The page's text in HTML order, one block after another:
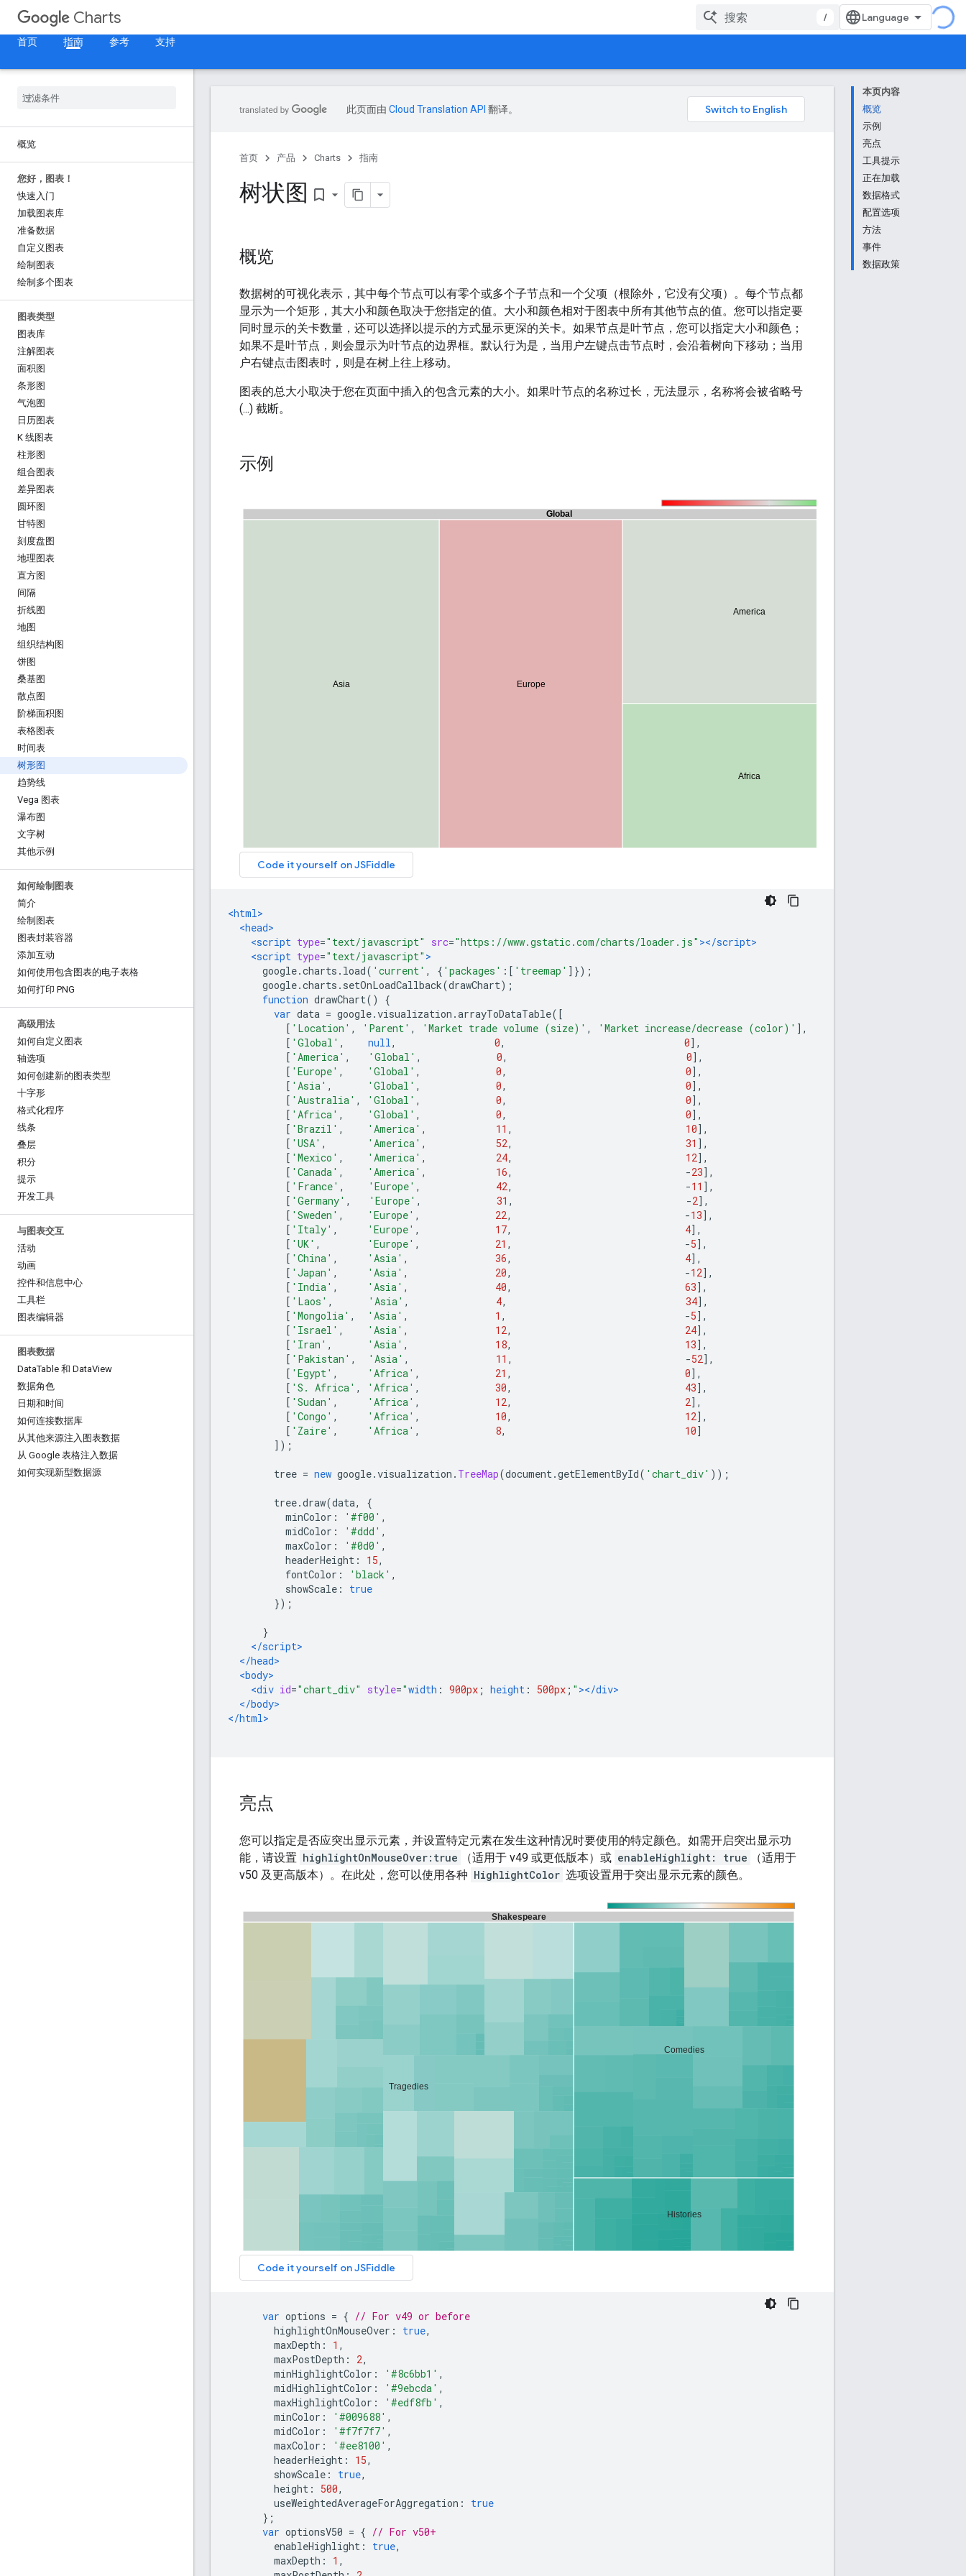
Charts
/
首页
指南 参考 支持
概览
您好，图表！
快速入门
加载图表库
准备数据
自定义图表
绘制图表
绘制多个图表
图表类型
图表库
注解图表
面积图
条形图
气泡图
日历图表
K 线图表
柱形图
组合图表
差异图表
圆环图
甘特图
刻度盘图
地理图表
直方图
间隔
折线图
地图
组织结构图
饼图
桑基图
散点图
阶梯面积图
表格图表
时间表
树形图
趋势线
Vega 图表
瀑布图
文字树
其他示例
如何绘制图表
简介
绘制图表
图表封装容器
添加互动
如何使用包含图表的电子表格
如何打印 PNG
高级用法
如何自定义图表
轴选项
如何创建新的图表类型
十字形
格式化程序
线条
叠层
积分
提示
开发工具
与图表交互
活动
动画
控件和信息中心
工具栏
图表编辑器
图表数据
DataTable 和 DataView
数据角色
日期和时间
如何连接数据库
从其他来源注入图表数据
从 Google 表格注入数据
如何实现新型数据源
本页内容
概览
示例
亮点
工具提示
正在加载
数据格式
配置选项
方法
事件
数据政策
此页面由 Cloud Translation API 翻译。
首页 产品 Charts 指南
树状图 bookmark_border
概览
数据树的可视化表示，其中每个节点可以有零个或多个子节点和一个父项（根除外，它没有父项）。每个节点都
显示为一个矩形，其大小和颜色取决于您指定的值。大小和颜色相对于图表中所有其他节点的值。您可以指定要
同时显示的关卡数量，还可以选择以提示的方式显示更深的关卡。如果节点是叶节点，您可以指定大小和颜色；
如果不是叶节点，则会显示为叶节点的边界框。默认行为是，当用户左键点击节点时，会沿着树向下移动；当用
户右键点击图表时，则是在树上往上移动。
图表的总大小取决于您在页面中插入的包含元素的大小。如果叶节点的名称过长，无法显示，名称将会被省略号
(...) 截断。
示例
<html>
<head>
<script type="text/javascript" src="https://www.gstatic.com/charts/loader.js" ></script>
<script type="text/javascript" >
google.charts . load( 'current' , { 'packages' :[ 'treemap' ]});
google.charts . setOnLoadCallback(drawChart);
function drawChart()
{
var data = google.visualization .arrayToDataTable([
[ 'Location' , 'Parent' , 'Market trade volume (size)' , 'Market increase/decrease (color)' ],
[ 'Global' , null, 0, 0],
[ 'America' , 'Global' , 0, 0],
[ 'Europe' , 'Global' , 0, 0],
[ 'Asia' , 'Global' , 0, 0],
[ 'Australia' , 'Global' , 0, 0],
[ 'Africa' , 'Global' , 0, 0],
[ 'Brazil' , 'America' , 11 , 10],
[ 'USA' , 'America' , 52, 31 ],
[ 'Mexico' , 'America' , 24, 12],
[ 'Canada' , 'America' , 16, -23],
[ 'France' , 'Europe' , 42, -11 ],
[ 'Germany' , 'Europe' , 31 , -2],
[ 'Sweden' , 'Europe' , 22, -13],
[ 'Italy' , 'Europe' , 17, 4],
[ 'UK' , 'Europe' , 21 , -5],
[ 'China' , 'Asia' , 36, 4],
[ 'Japan' , 'Asia' , 20, -12],
[ 'India' , 'Asia' , 40, 63],
[ 'Laos' , 'Asia' , 4, 34],
[ 'Mongolia' , 'Asia' , 1 , -5],
[ 'Israel' , 'Asia' , 12, 24],
[ 'Iran' , 'Asia' , 18, 13],
[ 'Pakistan' , 'Asia' , 11 , -52],
[ 'Egypt' , 'Africa' , 21 , 0],
[ 'S. Africa' , 'Africa' , 30, 43],
[ 'Sudan' , 'Africa' , 12, 2],
[ 'Congo' , 'Africa' , 10, 12],
[ 'Zaire' , 'Africa' , 8, 10]
]);
tree = new google.visualization . TreeMap(document.getElementById( 'chart_div' ));
tree.draw(data,
{
minColor : '#f00' ,
midColor : '#ddd' ,
maxColor : '#0d0' ,
headerHeight : 15,
fontColor : 'black' ,
showScale :
true
});
}
</script>
</head>
<body>
<div id="chart_div" style="width : 900px ; height : 500px ; " ></div>
</body>
</html>
亮点
您可以指定是否应突出显示元素，并设置特定元素在发生这种情况时要使用的特定颜色。如需开启突出显示功
能，请设置 highlightOnMouseOver:true （适用于 v49 或更低版本）或 enableHighlight: true
（适用于
v50 及更高版本）。在此处，您可以使用各种 HighlightColor 选项设置用于突出显示元素的颜色。
var options = { // For v49 or before
highlightOnMouseOver : true,
maxDepth : 1 ,
maxPostDepth : 2,
minHighlightColor : '#8c6bb1' ,
midHighlightColor : '#9ebcda' ,
maxHighlightColor : '#edf8fb' ,
minColor : '#009688' ,
midColor : '#f7f7f7' ,
maxColor : '#ee8100' ,
headerHeight : 15,
showScale : true,
height : 500,
useWeightedAverageForAggregation :
true
};
var optionsV50 = { // For v50+
enableHighlight : true,
maxDepth : 1 ,